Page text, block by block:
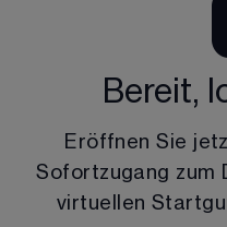
Bereit,
Eröffnen Sie
Sofortzugang zum
virtuellen